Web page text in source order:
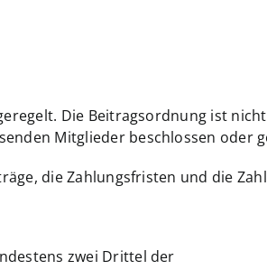
Die Beitragsordnung ist
Mitglieder beschlossen oder
die Zahlungsfristen und die
zwei Drittel der